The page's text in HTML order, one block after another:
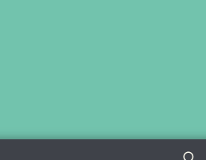
Sök